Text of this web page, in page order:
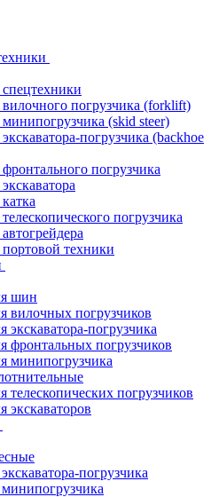
погрузчика (forklift)
(skid steer)
погрузчика (backhoe
погрузчика
погрузчика
техники
шин
вилочных погрузчиков
экскаватора-погрузчика
фронтальных погрузчиков
минипогрузчика
телескопических погрузчиков
экскаваторов
погрузчика